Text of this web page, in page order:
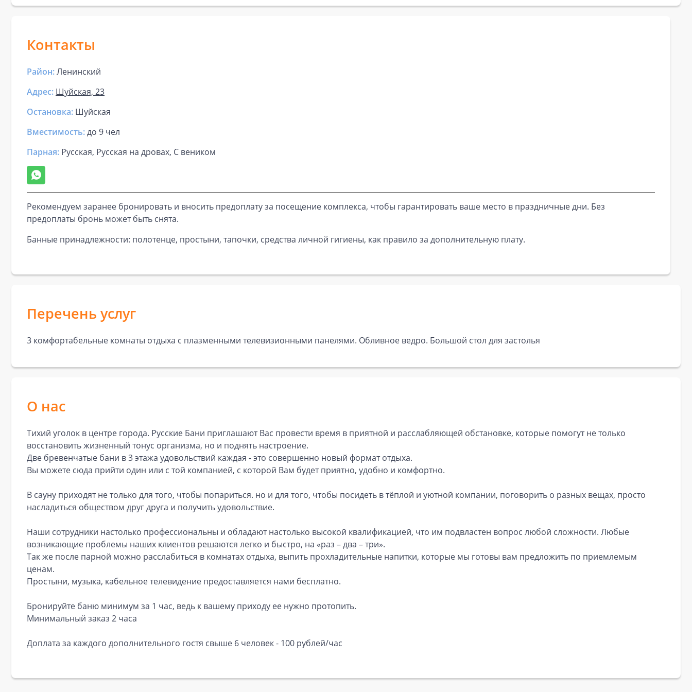
Контакты
Район:Ленинский
Адрес: Шуйская, 23
Остановка: Шуйская
Вместимость:до 9 чел
Парная: Русская, Русская на дровах, С веником
Рекомендуем заранее бронировать и вносить предоплату за посещение комплекса, чтобы гарантировать ваше место в праздничные дни. Без
предоплаты бронь может быть снята.
Банные принадлежности: полотенце, простыни, тапочки, средства личной гигиены, как правило за дополнительную плату.
Перечень услуг
3 комфортабельные комнаты отдыха с плазменными телевизионными панелями. Обливное ведро. Большой стол для застолья
О нас
Тихий уголок в центре города. Русские Бани приглашают Вас провести время в приятной и расслабляющей обстановке, которые помогут не только
восстановить жизненный тонус организма, но и поднять настроение.
Две бревенчатые бани в 3 этажа удовольствий каждая - это совершенно новый формат отдыха.
Вы можете сюда прийти один или с той компанией, с которой Вам будет приятно, удобно и комфортно.
В сауну приходят не только для того, чтобы попариться. но и для того, чтобы посидеть в тёплой и уютной компании, поговорить о разных вещах, просто
насладиться обществом друг друга и получить удовольствие.
Наши сотрудники настолько профессиональны и обладают настолько высокой квалификацией, что им подвластен вопрос любой сложности. Любые
возникающие проблемы наших клиентов решаются легко и быстро, на «раз – два – три».
Так же после парной можно расслабиться в комнатах отдыха, выпить прохладительные напитки, которые мы готовы вам предложить по приемлемым
ценам.
Простыни, музыка, кабельное телевидение предоставляется нами бесплатно.
Бронируйте баню минимум за 1 час, ведь к вашему приходу ее нужно протопить.
Минимальный заказ 2 часа
Доплата за каждого дополнительного гостя свыше 6 человек - 100 рублей/час